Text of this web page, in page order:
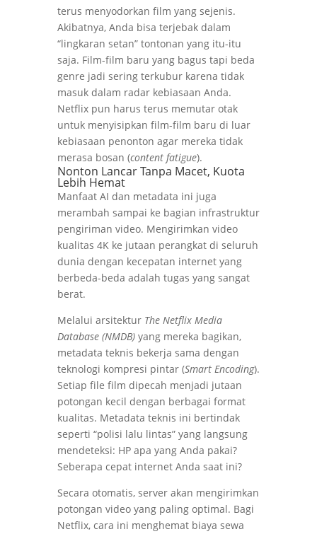
terus menyodorkan film yang sejenis.
Akibatnya, Anda bisa terjebak dalam
“lingkaran setan” tontonan yang itu-itu
saja. Film-film baru yang bagus tapi beda
genre jadi sering terkubur karena tidak
masuk dalam radar kebiasaan Anda.
Netflix pun harus terus memutar otak
untuk menyisipkan film-film baru di luar
kebiasaan penonton agar mereka tidak
merasa bosan (content fatigue).
Nonton Lancar Tanpa Macet, Kuota
Lebih Hemat
Manfaat AI dan metadata ini juga
merambah sampai ke bagian infrastruktur
pengiriman video. Mengirimkan video
kualitas 4K ke jutaan perangkat di seluruh
dunia dengan kecepatan internet yang
berbeda-beda adalah tugas yang sangat
berat.
Melalui arsitektur The Netflix Media
Database (NMDB)yang mereka bagikan,
metadata teknis bekerja sama dengan
teknologi kompresi pintar (Smart Encoding).
Setiap file film dipecah menjadi jutaan
potongan kecil dengan berbagai format
kualitas. Metadata teknis ini bertindak
seperti “polisi lalu lintas” yang langsung
mendeteksi: HP apa yang Anda pakai?
Seberapa cepat internet Anda saat ini?
Secara otomatis, server akan mengirimkan
potongan video yang paling optimal. Bagi
Netflix, cara ini menghemat biaya sewa